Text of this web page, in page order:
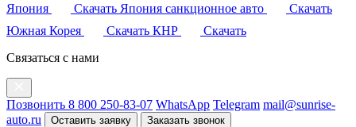
Япония Скачать Япония санкционное авто
Скачать
Южная Корея
Скачать КНР
Скачать
Связаться с нами
Позвонить 8 800 250-83-07 WhatsApp Telegram mail@sunrise-
auto.ru
Оставить заявку Заказать звонок